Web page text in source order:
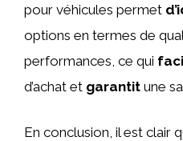
pour véhicules permet
options en termes de
performances, ce qui
d’achat et garantit une
En conclusion, il est clair